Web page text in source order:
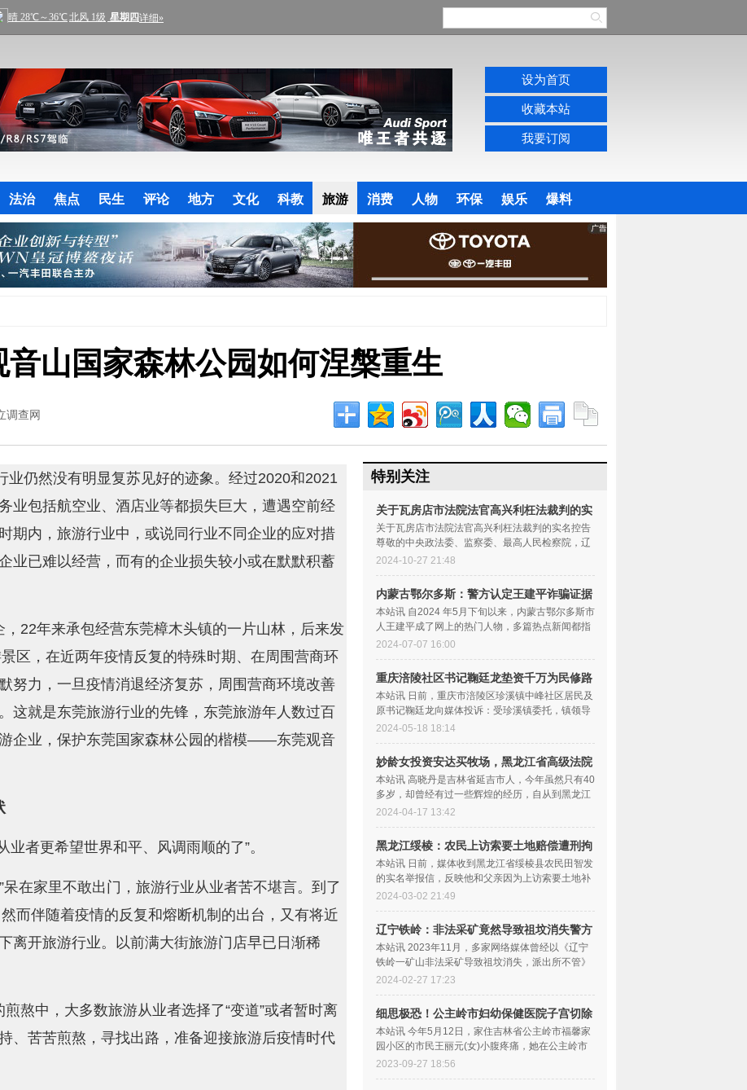
设为首页
收藏本站
我要订阅
法治 焦点 民生 评论 地方 文化 科教 旅游 消费 人物 环保 娱乐 爆料
山国家森林公园如何涅槃重生
调查网
业仍然没有明显复苏见好的迹象。经过2020和2021
业包括航空业、酒店业等都损失巨大，遭遇空前经
期内，旅游行业中，或说同行业不同企业的应对措
业已难以经营，而有的企业损失较小或在默默积蓄
22年来承包经营东莞樟木头镇的一片山林，后来发
区，在近两年疫情反复的特殊时期、在周围营商环
努力，一旦疫情消退经济复苏，周围营商环境改善
这就是东莞旅游行业的先锋，东莞旅游年人数过百
企业，保护东莞国家森林公园的楷模——东莞观音
业者更希望世界和平、风调雨顺的了”。
呆在家里不敢出门，旅游行业从业者苦不堪言。到了
而伴随着疫情的反复和熔断机制的出台，又有将近
离开旅游行业。以前满大街旅游门店早已日渐稀
熬中，大多数旅游从业者选择了“变道”或者暂时离
、苦苦煎熬，寻找出路，准备迎接旅游后疫情时代
特别关注
关于瓦房店市法院法官高兴利枉法裁判的实
名控
关于瓦房店市法院法官高兴利枉法裁判的实名控告
尊敬的中央政法委、监察委、最高人民检察院，辽
宁省政法委、监察委...
2024-10-27 21:48
内蒙古鄂尔多斯：警方认定王建平诈骗证据
确凿
本站讯 自2024 年5月下旬以来，内蒙古鄂尔多斯市
人王建平成了网上的热门人物，多篇热点新闻都指
向了他，使他成为...
2024-07-07 16:00
重庆涪陵社区书记鞠廷龙垫资千万为民修路
反被
本站讯 日前，重庆市涪陵区珍溪镇中峰社区居民及
原书记鞠廷龙向媒体投诉：受珍溪镇委托，镇领导
要求中峰社区书记...
2024-05-18 18:14
妙龄女投资安达买牧场，黑龙江省高级法院
判决
本站讯 高晓丹是吉林省延吉市人，今年虽然只有40
多岁，却曾经有过一些辉煌的经历，自从到黑龙江
省安达市投资购买...
2024-04-17 13:42
黑龙江绥棱：农民上访索要土地赔偿遭刑拘
至今
本站讯 日前，媒体收到黑龙江省绥棱县农民田智发
的实名举报信，反映他和父亲因为上访索要土地补
偿遭到刑拘一事。...
2024-03-02 21:49
辽宁铁岭：非法采矿竟然导致祖坟消失警方
不管
本站讯 2023年11月，多家网络媒体曾经以《辽宁
铁岭一矿山非法采矿导致祖坟消失，派出所不管》
为题，曝光了发生在...
2024-02-27 17:23
细思极恐！公主岭市妇幼保健医院子宫切除
后居
本站讯 今年5月12日，家住吉林省公主岭市福馨家
园小区的市民王丽元(女)小腹疼痛，她在公主岭市
妇幼保健医院诊断为...
2023-09-27 18:56